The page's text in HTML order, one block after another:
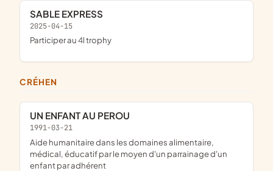
SABLE EXPRESS
2025-04-15
participer au 4l trophy
CRÉHEN
UN ENFANT AU PEROU
1991-03-21
aide humanitaire dans les domaines alimentaire,
médical, éducatif par le moyen d'un parrainage d'un
enfant par adhérent